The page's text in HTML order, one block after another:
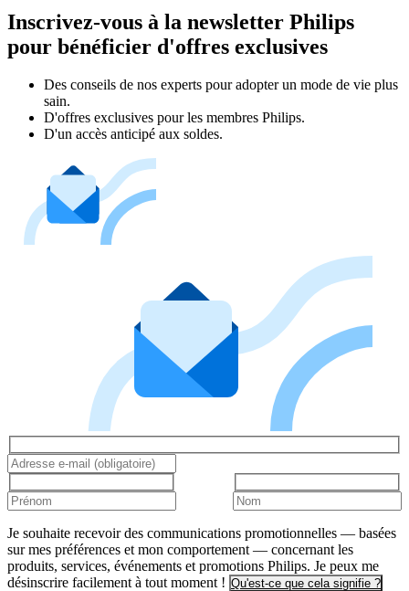
Inscrivez-vous à la newsletter Philips
pour bénéficier d'offres exclusives
Des conseils de nos experts pour adopter un mode de vie plus
sain.
D'offres exclusives pour les membres Philips.
D'un accès anticipé aux soldes.
Je souhaite recevoir des communications promotionnelles — basées
sur mes préférences et mon comportement — concernant les
produits, services, événements et promotions Philips. Je peux me
désinscrire facilement à tout moment ! Qu'est-ce que cela signifie ?